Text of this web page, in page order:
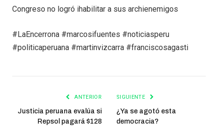
Congreso no logró ihabilitar a sus archienemigos
#LaEncerrona #marcosifuentes #noticiasperu
#politicaperuana #martinvizcarra #franciscosagasti
ANTERIOR
Justicia peruana evalúa si
Repsol pagará $128
SIGUIENTE
¿Ya se agotó esta
democracia?